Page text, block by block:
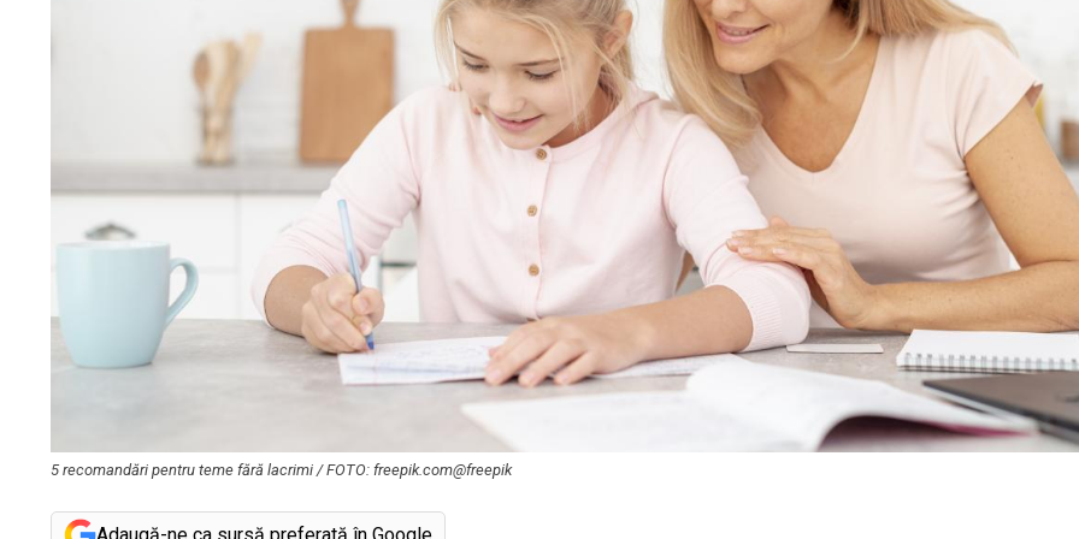
5 recomandări pentru teme fără lacrimi / FOTO: freepik.com@freepik
Adaugă-ne ca sursă preferată în Google